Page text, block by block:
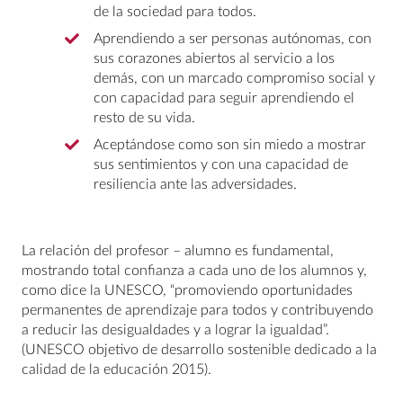
de la sociedad para todos.
Aprendiendo a ser personas autónomas, con
sus corazones abiertos al servicio a los
demás, con un marcado compromiso social y
con capacidad para seguir aprendiendo el
resto de su vida.
Aceptándose como son sin miedo a mostrar
sus sentimientos y con una capacidad de
resiliencia ante las adversidades.
La relación del profesor – alumno es fundamental,
mostrando total confianza a cada uno de los alumnos y,
como dice la UNESCO, “promoviendo oportunidades
permanentes de aprendizaje para todos y contribuyendo
a reducir las desigualdades y a lograr la igualdad”.
(UNESCO objetivo de desarrollo sostenible dedicado a la
calidad de la educación 2015).